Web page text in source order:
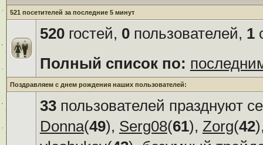
521 посетителей за последние 5 минут
520гостей, 0пользователей, 1
Полный список по:
Поздравляем с днем рождения наших пользователей:
33пользователей празднуют
Donna(49), Serg08(61), Zorg(42